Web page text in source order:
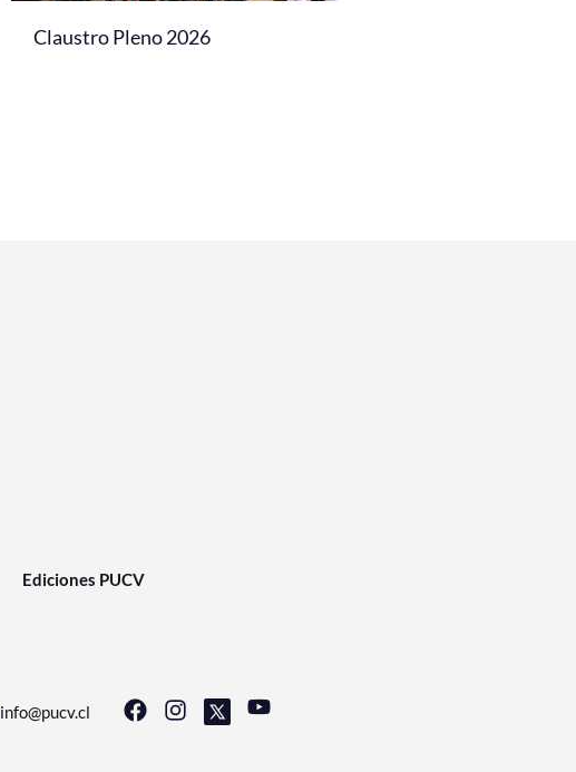
Claustro Pleno 2026
Ediciones PUCV
info@pucv.cl